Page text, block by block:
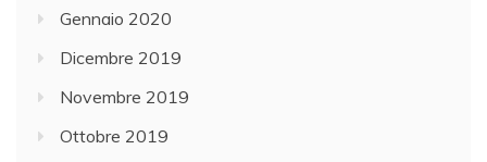
Gennaio 2020
Dicembre 2019
Novembre 2019
Ottobre 2019